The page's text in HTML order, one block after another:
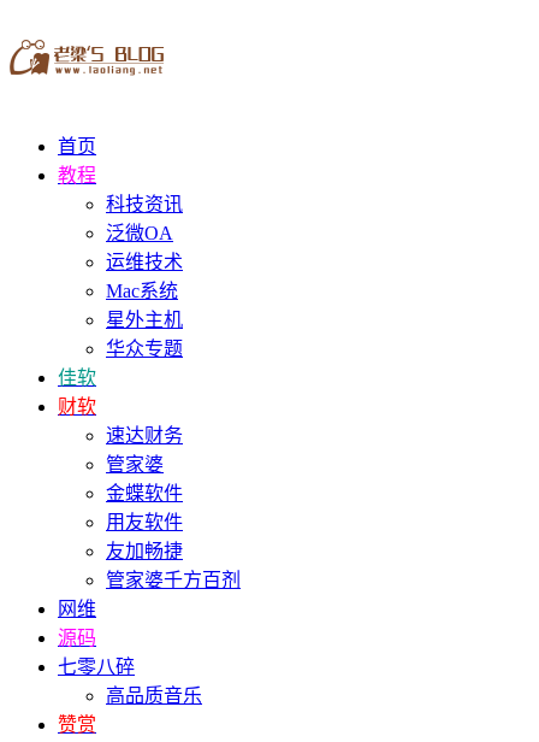
首页
教程
科技资讯
泛微OA
运维技术
Mac系统
星外主机
华众专题
佳软
财软
速达财务
管家婆
金蝶软件
用友软件
友加畅捷
管家婆千方百剂
网维
源码
七零八碎
高品质音乐
赞赏